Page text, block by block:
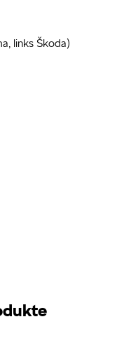
links Škoda)